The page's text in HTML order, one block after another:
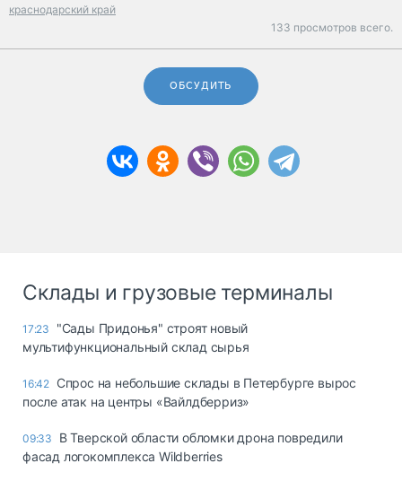
краснодарский край
133 просмотров всего.
ОБСУДИТЬ
Склады и грузовые терминалы
17:23
"Сады Придонья" строят новый
мультифункциональный склад сырья
16:42 Спрос на небольшие склады в Петербурге вырос
после атак на центры «Вайлдберриз»
09:33
В Тверской области обломки дрона повредили
фасад логокомплекса Wildberries